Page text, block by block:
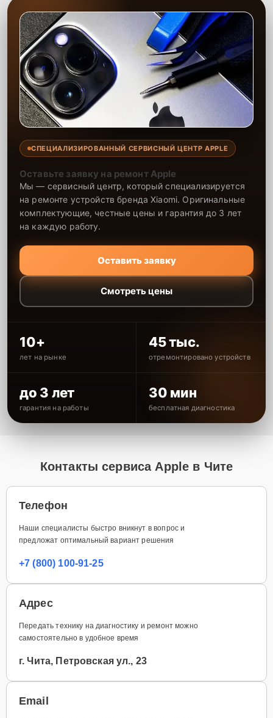
СПЕЦИАЛИЗИРОВАННЫЙ СЕРВИСНЫЙ ЦЕНТР APPLE
Оставьте заявку на ремонт Apple
Мы — сервисный центр, который специализируется
на ремонте устройств бренда Xiaomi. Оригинальные
комплектующие, честные цены и гарантия до 3 лет
на каждую работу.
Оставить заявку
Смотреть цены
10+
лет на рынке
45 тыс.
отремонтировано устройств
до 3 лет
гарантия на работы
30 мин
бесплатная диагностика
Контакты сервиса Apple в Чите
Телефон
Наши специалисты быстро вникнут в вопрос и
предложат оптимальный вариант решения
+7 (800) 100-91-25
Адрес
Передать технику на диагностику и ремонт можно
самостоятельно в удобное время
г. Чита, Петровская ул., 23
Email